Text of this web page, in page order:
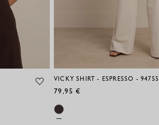
VICKY SHIRT - ESPRESSO - 94755
79,95 €